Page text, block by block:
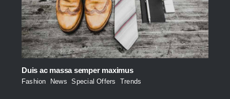
Duis ac massa semper maximus
Fashion News ,Special Offers Trends